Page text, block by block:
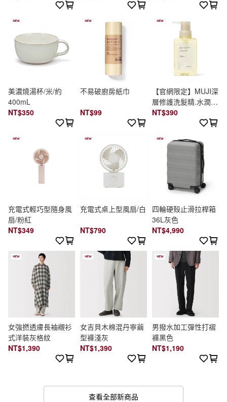
美濃燒湯杯/米/約
400mL
NT$350
不易破廚房紙巾
NT$99
【官網限定】MUJI深
層修護洗髮精.水潤保
濕/400ml
NT$390
充電式輕巧型隨身風
扇/粉紅
NT$349
充電式桌上型風扇/白
NT$790
四輪硬殼止滑拉桿箱
36L灰色
NT$4,990
女強撚透膚長袖襯衫
式洋裝灰格紋
NT$1,390
女吉貝木棉混丹寧繭
型褲淺灰
NT$1,390
男撥水加工彈性打褶
褲黑色
NT$1,190
查看全部新商品